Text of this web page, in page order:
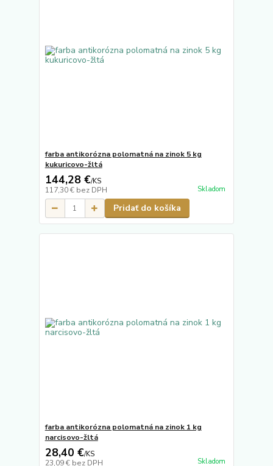
farba antikorózna polomatná na zinok 5 kg
kukuricovo-žltá
144,28 €/KS
117,30 € bez DPH Skladom
Pridať do košíka
farba antikorózna polomatná na zinok 1 kg
narcisovo-žltá
28,40 €/KS
23,09 € bez DPH Skladom